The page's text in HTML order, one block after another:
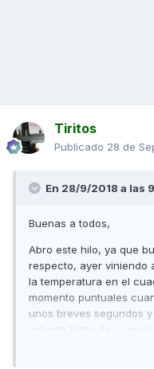
Tiritos
Publicado 28 de
En 28/9/2018 a las
Buenas a todos,
Abro este hilo, ya que
respecto, ayer viniendo
la temperatura en el
momento puntuales
unos breves segundos
adjunto fotos de
chequeo y una vez